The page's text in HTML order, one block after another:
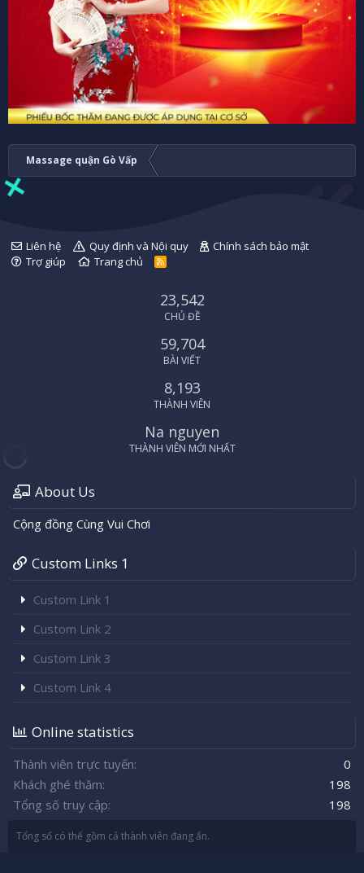
Massage quận Gò Vấp
Liên hệ Quy định và Nội quy
Chính sách bảo mật
Trợ giúp
Trang chủ
R
23,542
CHỦ ĐỀ
59,704
BÀI VIẾT
8,193
THÀNH VIÊN
Na nguyen
THÀNH VIÊN MỚI NHẤT
About Us
Cộng đồng Cùng Vui Chơi
Custom Links 1
Custom Link 1
Custom Link 2
Custom Link 3
Custom Link 4
Online statistics
Thành viên trực tuyến
0
Khách ghé thăm
198
Tổng số truy cập
198
Tổng số có thể gồm cả thành viên đang ẩn.